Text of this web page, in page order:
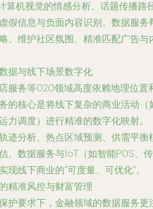
算机视觉的情感分析、话题传播路
假信息与负面内容识别。数据服务
、维护社区氛围、精准匹配广告与
据与线下场景数字化
服务等O2O领域高度依赖地理位置
的核心是将线下复杂的商业活动（
力调度）进行精准的数字化映射。
迹分析、热点区域预测、供需平衡
。数据服务与IoT（如智能POS、传
现线下商业的“可度量、可优化”。
精准风控与财富管理
护要求下，金融领域的数据服务更